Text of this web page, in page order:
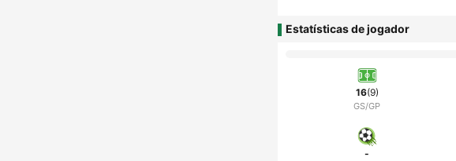
Estatísticas de jogador
16(9)
GS/GP
-